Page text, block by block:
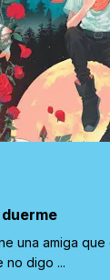
una amiga
no digo ...